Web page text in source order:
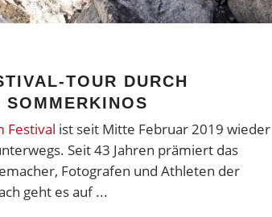
TOUR DURCH
SOMMERKINOS
Festival ist seit Mitte Februar 2019 wieder
Seit 43 Jahren prämiert das
Fotografen und Athleten der
geht es auf